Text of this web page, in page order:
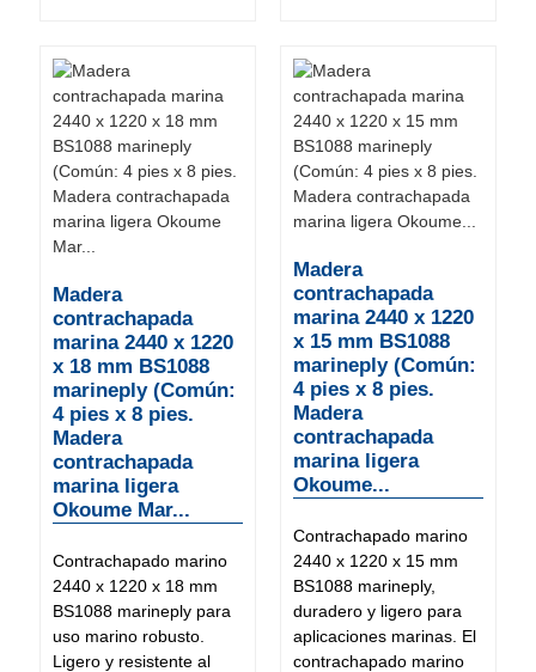
Madera
contrachapada
marina 2440 x 1220
x 18 mm BS1088
marineply (Común:
4 pies x 8 pies.
Madera
contrachapada
marina ligera
Okoume Mar...
Contrachapado marino
2440 x 1220 x 18 mm
BS1088 marineply para
uso marino robusto.
Ligero y resistente al
Madera
contrachapada
marina 2440 x 1220
x 15 mm BS1088
marineply (Común:
4 pies x 8 pies.
Madera
contrachapada
marina ligera
Okoume...
Contrachapado marino
2440 x 1220 x 15 mm
BS1088 marineply,
duradero y ligero para
aplicaciones marinas. El
contrachapado marino